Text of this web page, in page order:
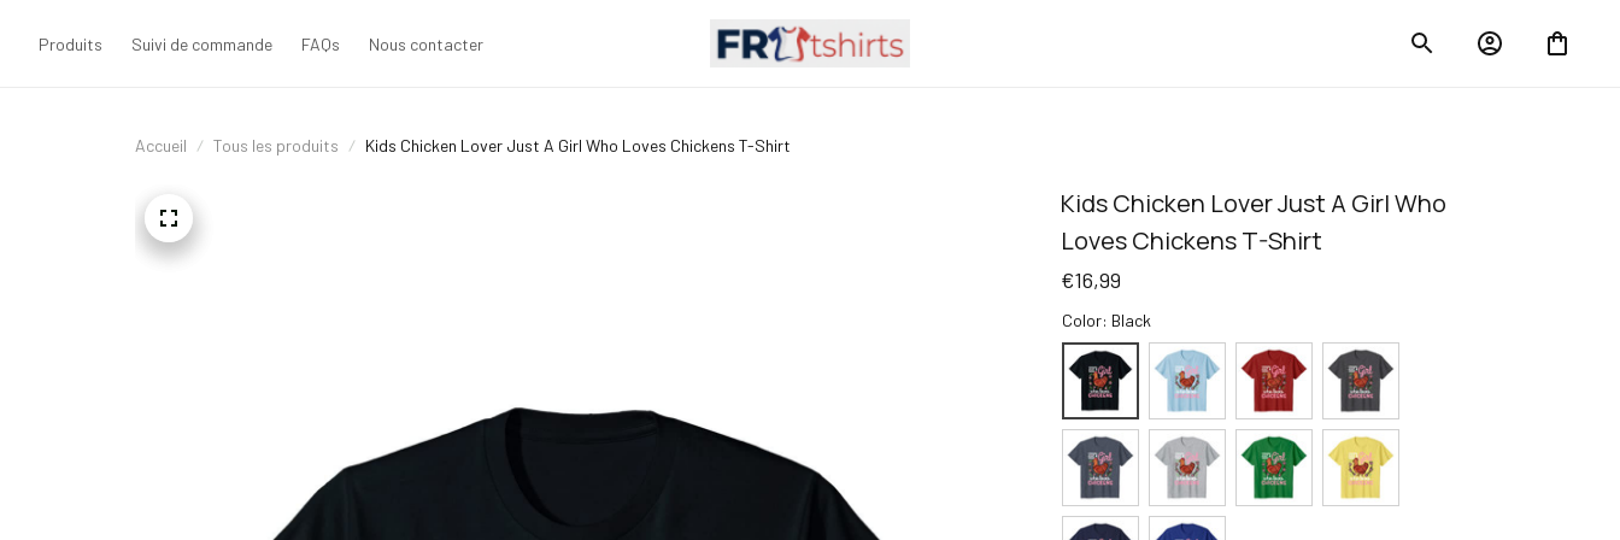
Produits Suivi de commande FAQs Nous contacter
Accueil Tous les produits Kids Chicken Lover Just A Girl Who Loves Chickens T-Shirt
Kids Chicken Lover Just A Girl Who
Loves Chickens T-Shirt
€16,99
Color: Black